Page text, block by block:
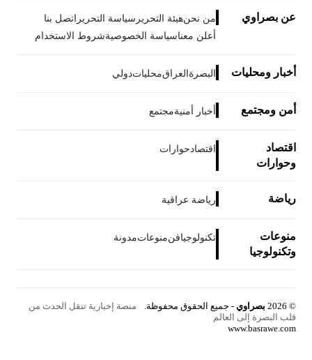
عن بصراوي من نحنهيئة التحرير سياسة التحرير اتصل بنا
أعلن معناسياسة الخصوصيةشروط الاستخدام
أخبار ومحليات البصرة العراقمحلياتدولي
أمن ومجتمع أخبار أمنيةمجتمع
اقتصاد
وحوارات
اقتصادحوارات
رياضة رياضة عراقية
منوعات
وتكنولوجيا
تكنولوجيافنمنوعاتمدونة
© 2026 بصراوي - جميع الحقوق محفوظة.
منصة إخبارية تنقل الحدث من
قلب البصرة إلى العالم
www.basrawe.com